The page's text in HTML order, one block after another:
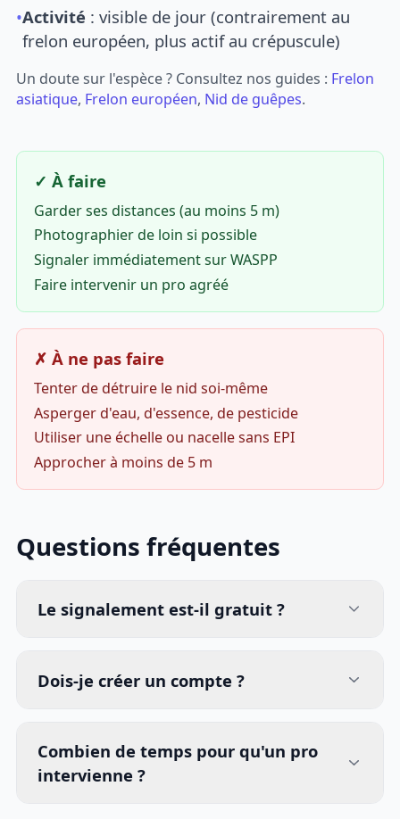
•Activité : visible de jour (contrairement au
frelon européen, plus actif au crépuscule)
Un doute sur l'espèce ? Consultez nos guides : Frelon
asiatique, Frelon européen, Nid de guêpes.
✓ À faire
Garder ses distances (au moins 5 m)
Photographier de loin si possible
Signaler immédiatement sur WASPP
Faire intervenir un pro agréé
✗ À ne pas faire
Tenter de détruire le nid soi-même
Asperger d'eau, d'essence, de pesticide
Utiliser une échelle ou nacelle sans EPI
Approcher à moins de 5 m
Questions fréquentes
Le signalement est-il gratuit ?
Dois-je créer un compte ?
Combien de temps pour qu'un pro
intervienne ?